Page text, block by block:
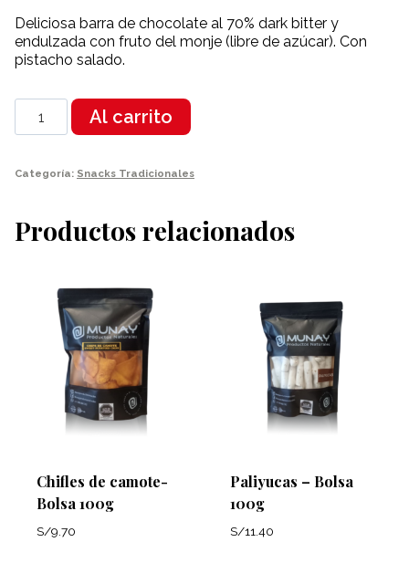
Deliciosa barra de chocolate al 70% dark bitter y
endulzada con fruto del monje (libre de azúcar). Con
pistacho salado.
pistacho
cantidad
Al carrito
Categoría: Snacks Tradicionales
Productos relacionados
Chifles de camote-
Bolsa 100g
S/9.70
Paliyucas – Bolsa
100g
S/11.40